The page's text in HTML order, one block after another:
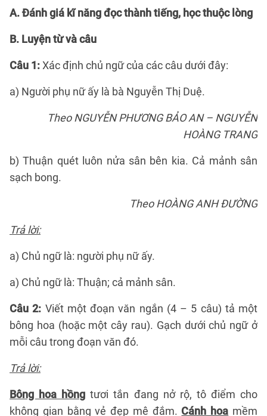
A. Đánh giá kĩ năng đọc thành tiếng, học thuộc lòng
B. Luyện từ và câu
Câu 1:Xác định chủ ngữ của các câu dưới đây:
a) Người phụ nữ ấy là bà Nguyễn Thị Duệ.
Theo NGUYỄN PHƯƠNG BẢO AN – NGUYỄN
HOÀNG TRANG
b) Thuận quét luôn nửa sân bên kia. Cả mảnh sân
sạch bong.
Theo HOÀNG ANH ĐƯỜNG
Trả lời:
a) Chủ ngữ là: người phụ nữ ấy.
a) Chủ ngữ là: Thuận; cả mảnh sân.
Câu 2: Viết một đoạn văn ngắn (4 – 5 câu) tả một
bông hoa (hoặc một cây rau). Gạch dưới chủ ngữ ở
mỗi câu trong đoạn văn đó.
Trả lời:
Bông hoa hồng tươi tắn đang nở rộ, tô điểm cho
không gian bằng vẻ đẹp mê đắm. Cánh hoa mềm